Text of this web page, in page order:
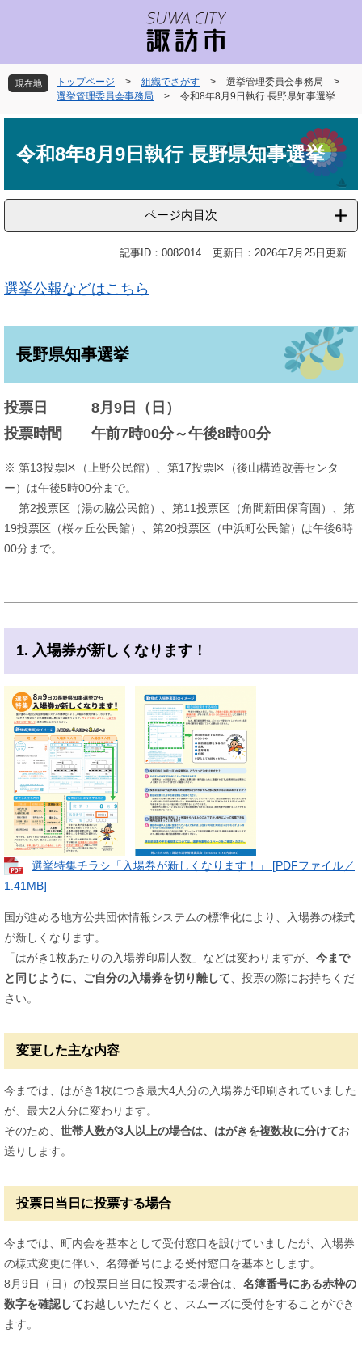
先
頭
を
飛
現在地 トップページ > 組織でさがす > 選挙管理委員会事務局
>
選挙管理委員会事務局
> 令和8年8月9日執行 長野県知事選挙
令和8年8月9日執行 長野県知事選挙
ページ内目次
記事ID：0082014 更新日：2026年7月25日更新
選挙公報などはこちら
長野県知事選挙
投票日 8月9日（日）
投票時間 午前7時00分～午後8時00分
※ 第13投票区（上野公民館）、第17投票区（後山構造改善センタ
ー）は午後5時00分まで。
第2投票区（湯の脇公民館）、第11投票区（角間新田保育園）、第
19投票区（桜ヶ丘公民館）、第20投票区（中浜町公民館）は午後6時
00分まで。
1. 入場券が新しくなります！
選挙特集チラシ「入場券が新しくなります！」 [PDFファイル／
1.41MB]
国が進める地方公共団体情報システムの標準化により、入場券の様式
が新しくなります。
「はがき1枚あたりの入場券印刷人数」などは変わりますが、 今まで
と同じように、ご自分の入場券を切り離して 、投票の際にお持ちくだ
さい。
変更した主な内容
今までは、はがき1枚につき最大4人分の入場券が印刷されていました
が、最大2人分に変わります。
そのため、 世帯人数が3人以上の場合は、はがきを複数枚に分けてお
送りします。
投票日当日に投票する場合
今までは、町内会を基本として受付窓口を設けていましたが、入場券
の様式変更に伴い、名簿番号による受付窓口を基本とします。
8月9日（日）の投票日当日に投票する場合は、 名簿番号にある赤枠の
数字を確認してお越しいただくと、スムーズに受付をすることができ
ます。